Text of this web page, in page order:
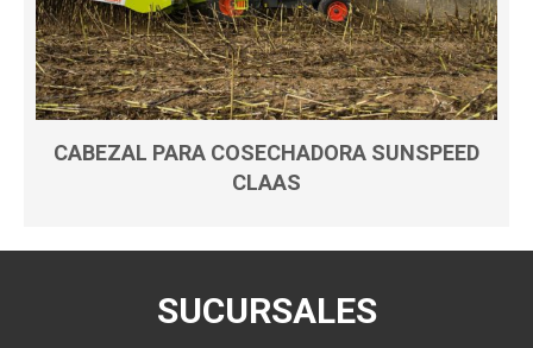
CABEZAL PARA COSECHADORA SUNSPEED
CLAAS
SUCURSALES